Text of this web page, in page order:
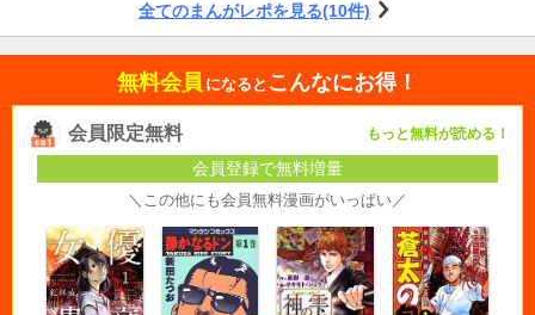
全てのまんがレポを見る(10件)
無料会員 になると こんなにお得！
会員限定無料 もっと無料が読める！
会員登録で無料増量
＼この他にも会員無料漫画がいっぱい／